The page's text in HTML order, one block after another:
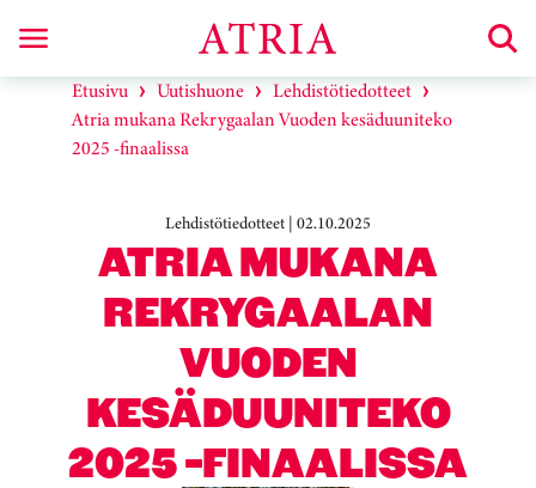
Etusivu Uutishuone
Lehdistötiedotteet
Atria mukana Rekrygaalan Vuoden kesäduuniteko
2025 -finaalissa
Lehdistötiedotteet | 02.10.2025
ATRIA MUKANA
REKRYGAALAN
VUODEN
KESÄDUUNITEKO
2025 -FINAALISSA